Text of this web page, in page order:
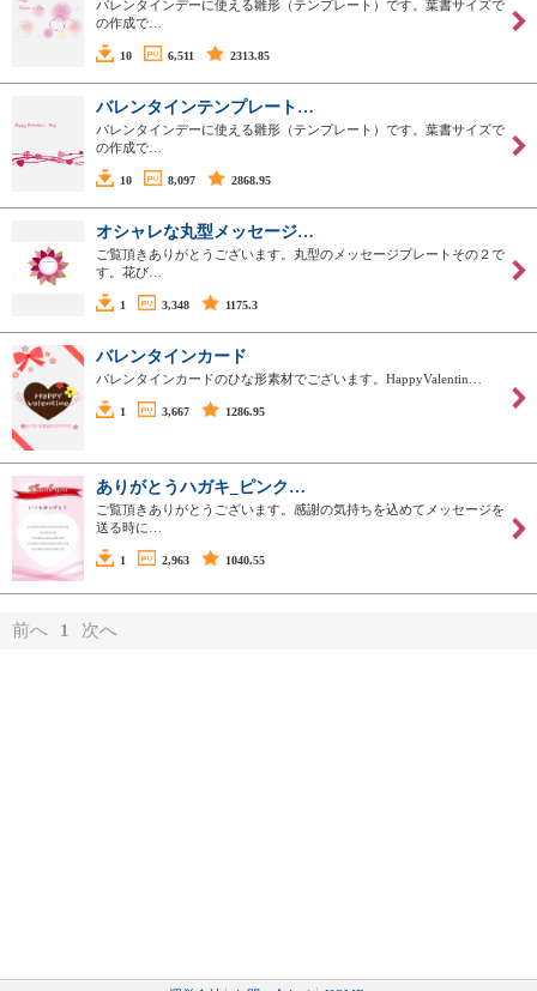
バレンタインデーに使える雛形（テンプレート）です。葉書サイズで
の作成で…
10 6,511 2313.85
バレンタインテンプレート…
バレンタインデーに使える雛形（テンプレート）です。葉書サイズで
の作成で…
10 8,097 2868.95
オシャレな丸型メッセージ…
ご覧頂きありがとうございます。丸型のメッセージプレートその２で
す。花び…
1 3,348 1175.3
バレンタインカード
バレンタインカードのひな形素材でございます。HappyValentin…
1 3,667 1286.95
ありがとうハガキ_ピンク…
ご覧頂きありがとうございます。感謝の気持ちを込めてメッセージを
送る時に…
1 2,963 1040.55
前へ 1 次へ